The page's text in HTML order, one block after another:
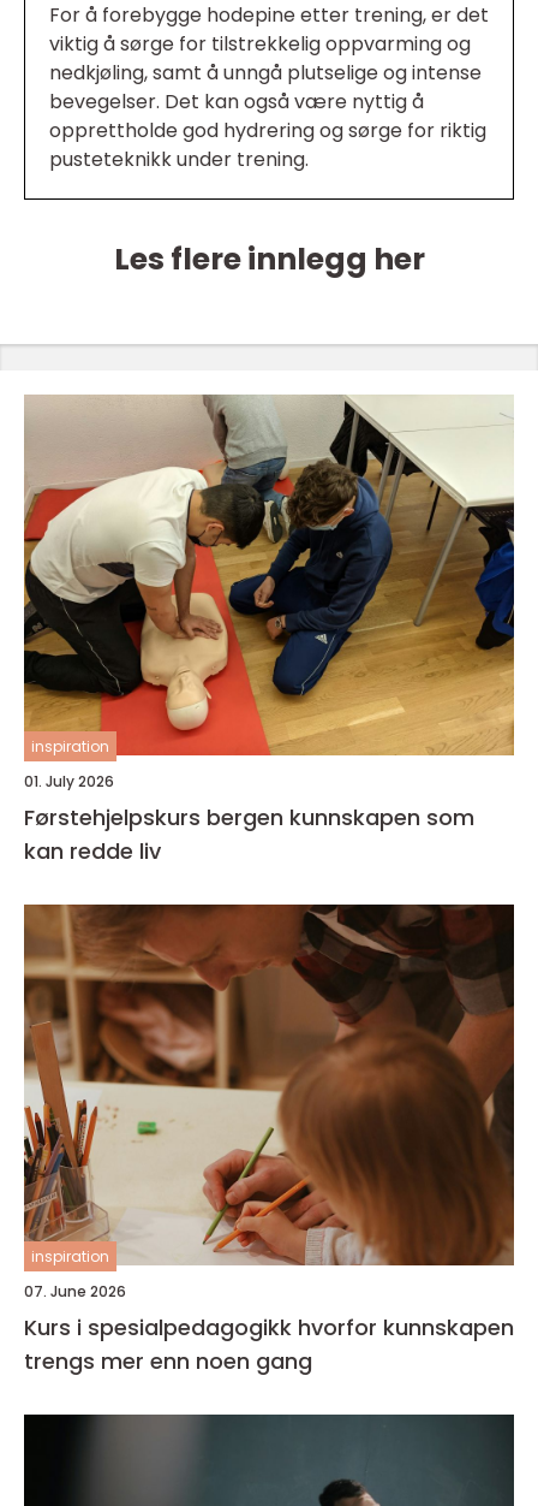
For å forebygge hodepine etter trening, er det
viktig å sørge for tilstrekkelig oppvarming og
nedkjøling, samt å unngå plutselige og intense
bevegelser. Det kan også være nyttig å
opprettholde god hydrering og sørge for riktig
pusteteknikk under trening.
Les flere innlegg her
inspiration
01. July 2026
Førstehjelpskurs bergen kunnskapen som
kan redde liv
inspiration
07. June 2026
Kurs i spesialpedagogikk hvorfor kunnskapen
trengs mer enn noen gang